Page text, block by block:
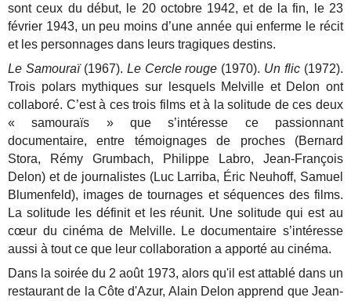
sont ceux du début, le 20 octobre 1942, et de la fin, le 23
février 1943, un peu moins d’une année qui enferme le récit
et les personnages dans leurs tragiques destins.
Le Samouraï (1967). Le Cercle rouge (1970). Un flic (1972).
Trois polars mythiques sur lesquels Melville et Delon ont
collaboré. C’est à ces trois films et à la solitude de ces deux
« samouraïs » que s’intéresse ce passionnant
documentaire, entre témoignages de proches (Bernard
Stora, Rémy Grumbach, Philippe Labro, Jean-François
Delon) et de journalistes (Luc Larriba, Éric Neuhoff, Samuel
Blumenfeld), images de tournages et séquences des films.
La solitude les définit et les réunit. Une solitude qui est au
cœur du cinéma de Melville. Le documentaire s’intéresse
aussi à tout ce que leur collaboration a apporté au cinéma.
Dans la soirée du 2 août 1973, alors qu'il est attablé dans un
restaurant de la Côte d'Azur, Alain Delon apprend que Jean-